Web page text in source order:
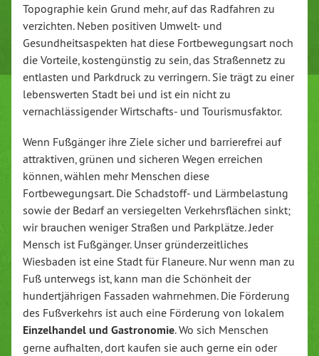
Topographie kein Grund mehr, auf das Radfahren zu
verzichten. Neben positiven Umwelt- und
Gesundheitsaspekten hat diese Fortbewegungsart noch
die Vorteile, kostengünstig zu sein, das Straßennetz zu
entlasten und Parkdruck zu verringern. Sie trägt zu einer
lebenswerten Stadt bei und ist ein nicht zu
vernachlässigender Wirtschafts- und Tourismusfaktor.
Wenn Fußgänger ihre Ziele sicher und barrierefrei auf
attraktiven, grünen und sicheren Wegen erreichen
können, wählen mehr Menschen diese
Fortbewegungsart. Die Schadstoff- und Lärmbelastung
sowie der Bedarf an versiegelten Verkehrsflächen sinkt;
wir brauchen weniger Straßen und Parkplätze. Jeder
Mensch ist Fußgänger. Unser gründerzeitliches
Wiesbaden ist eine Stadt für Flaneure. Nur wenn man zu
Fuß unterwegs ist, kann man die Schönheit der
hundertjährigen Fassaden wahrnehmen. Die Förderung
des Fußverkehrs ist auch eine Förderung von lokalem
Einzelhandel und Gastronomie. Wo sich Menschen
gerne aufhalten, dort kaufen sie auch gerne ein oder